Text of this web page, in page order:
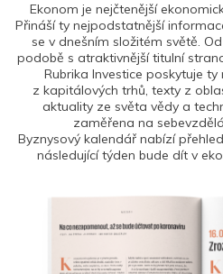
Ekonom je nejčtenější
Přináší ty nejpodstatnější
se v dnešním složitém světě.
podobě s atraktivnější titulní
Rubrika Investice poskytuje
z kapitálových trhů, texty z
aktuality ze světa vědy a
zaměřena na
Byznysový kalendář nabízí
následující týden bude dít v